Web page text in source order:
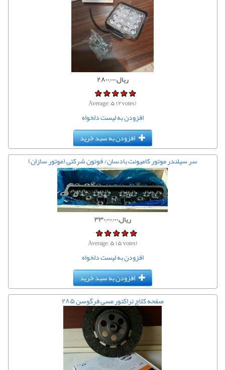
ریال,۲,۸۰۰,۰۰۰
Average:۵(۲votes)
افزودن به لیست دلخواه
افزودن به سبد خرید
سر سیلندر موتور کامیونت بادسان/ فوتون شرکتی (موتور سازان)
ریال,۳۳۰,۰۰۰,۰۰۰
Average:۵(۵votes)
افزودن به لیست دلخواه
افزودن به سبد خرید
صفحه کلاچ تراکتور مسی فرگوسن ۲۸۵